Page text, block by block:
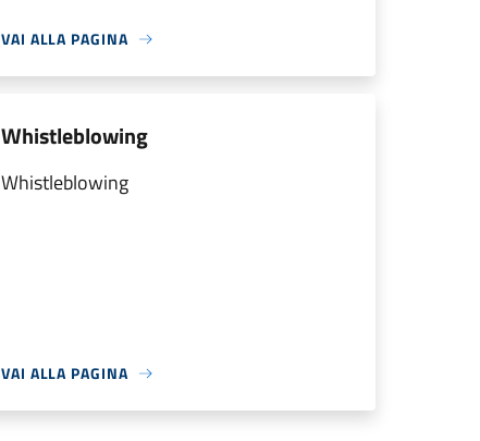
VAI ALLA PAGINA
Whistleblowing
Whistleblowing
VAI ALLA PAGINA